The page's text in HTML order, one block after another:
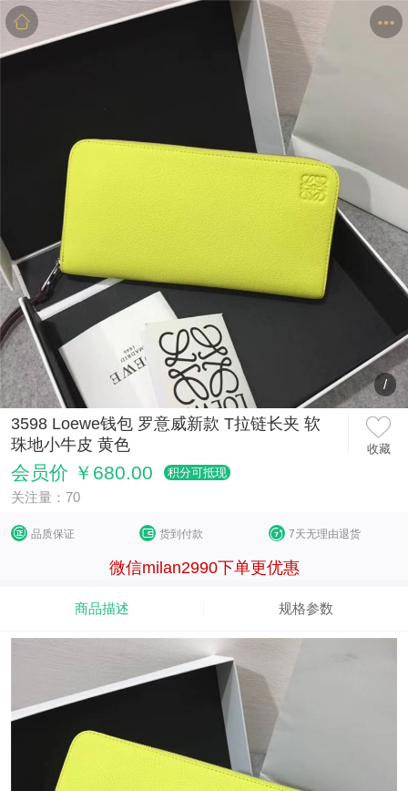
商品 评价
/
3598 Loewe钱包 罗意威新款 T拉链长夹 软
珠地小牛皮 黄色
收藏
会员价 ￥680.00 积分可抵现
关注量：70
品质保证 货到付款 7天无理由退货
微信milan2990下单更优惠
商品描述 规格参数